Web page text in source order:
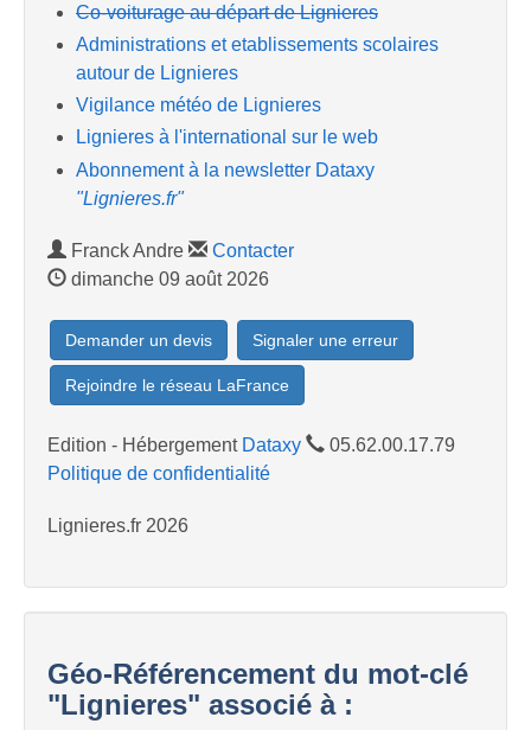
Co-voiturage au départ de Lignieres
Administrations et etablissements scolaires
autour de Lignieres
Vigilance météo de Lignieres
Lignieres à l'international sur le web
Abonnement à la newsletter Dataxy
"Lignieres.fr"
Franck Andre
Contacter
dimanche 09 août 2026
Demander un devis Signaler une erreur
Rejoindre le réseau LaFrance
Edition - Hébergement Dataxy
05.62.00.17.79
Politique de confidentialité
Lignieres.fr 2026
Géo-Référencement du mot-clé
"Lignieres" associé à :